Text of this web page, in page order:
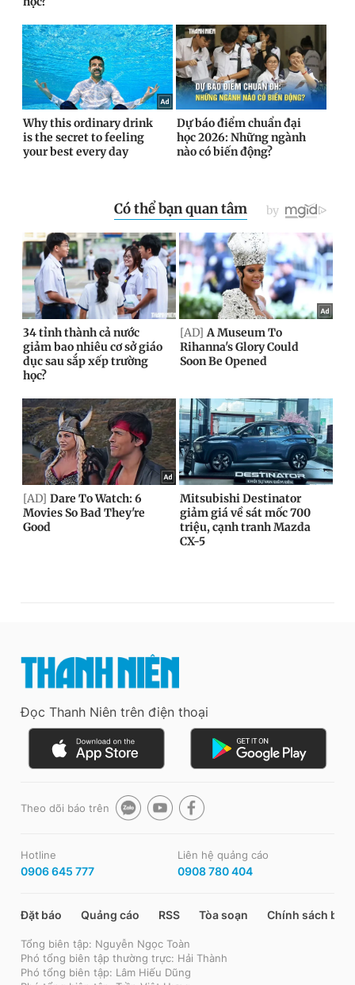
Đọc Thanh Niên trên điện thoại
Theo dõi báo trên
Hotline
0906 645 777
Liên hệ quảng cáo
0908 780 404
Đặt báo Quảng cáo RSS Tòa soạn Chính sách bảo
Tổng biên tập: Nguyễn Ngọc Toàn
Phó tổng biên tập thường trực: Hải Thành
Phó tổng biên tập: Lâm Hiếu Dũng